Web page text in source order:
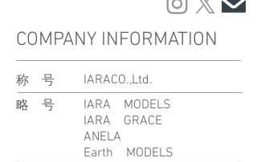
COMPANY INFORMATION
称 号
IARACO.,Ltd.
略 号
IARA MODELS
IARA GRACE
ANELA
Earth MODELS